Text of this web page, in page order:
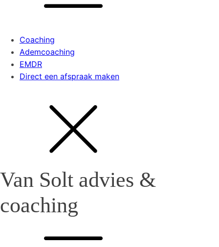
Coaching
Ademcoaching
EMDR
Direct een afspraak maken
Van Solt advies &
coaching